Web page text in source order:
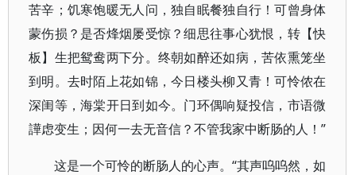
苦辛；饥寒饱暖无人问，独自眠餐独自行！可曾身体
蒙伤损？是否烽烟屡受惊？细思往事心犹恨，转【快
板】生把鸳鸯两下分。终朝如醉还如病，苦依熏笼坐
到明。去时陌上花如锦，今日楼头柳又青！可怜侬在
深闺等，海棠开日到如今。门环偶响疑投信，市语微
譁虑变生；因何一去无音信？不管我家中断肠的人！”
这是一个可怜的断肠人的心声。“其声呜呜然，如